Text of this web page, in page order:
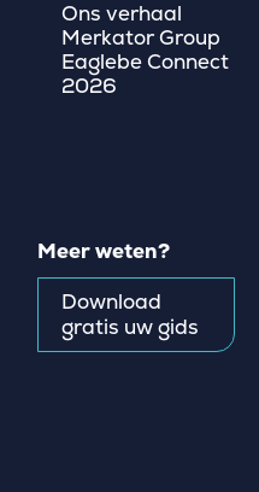
Ons verhaal
Merkator Group
Eaglebe Connect
2026
Meer weten?
Download
gratis uw gids